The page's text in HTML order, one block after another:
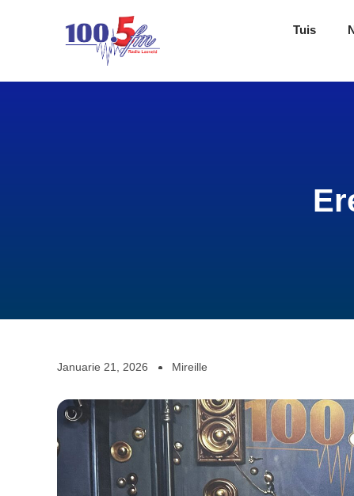
Tuis
Januarie 21, 2026 Mireille